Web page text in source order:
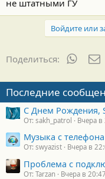
не штатными ГУ
Войдите или
Поделиться:
Последние
С Днем Рождения,
От: sakh_patrol Вчера в
Музыка с телефона
От: swyazist Вчера в
Проблема с
От: Tarzan Вчера в 20:47